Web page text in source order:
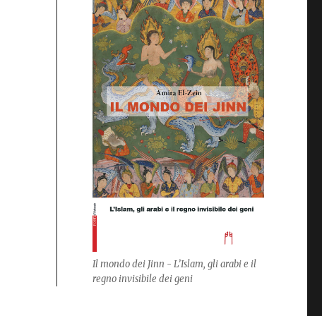
Il mondo dei Jinn - L’Islam, gli arabi e il
regno invisibile dei geni